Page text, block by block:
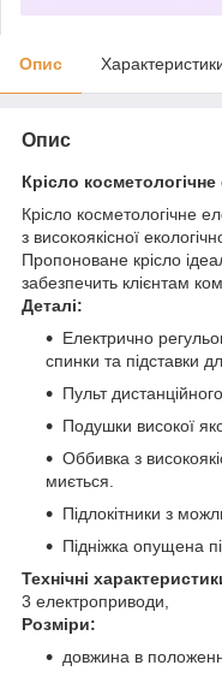
Опис
Опис
Крісло
Крісло косметологічне
з високоякісної
Пропоноване крісло
забезпечить клієнтам
Деталі:
Електрично
спинки та підставки
Пульт
Подушки високої
Оббивка з
миється.
Підлокітники з
Підніжка опущена
Технічні
3 електроприводи,
Розміри:
довжина в